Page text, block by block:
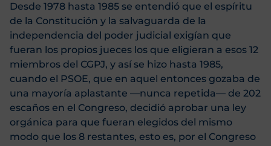
Desde 1978 hasta 1985 se entendió que el espíritu
de la Constitución y la salvaguarda de la
independencia del poder judicial exigían que
fueran los propios jueces los que eligieran a esos 12
miembros del CGPJ, y así se hizo hasta 1985,
cuando el PSOE, que en aquel entonces gozaba de
una mayoría aplastante ―nunca repetida― de 202
escaños en el Congreso, decidió aprobar una ley
orgánica para que fueran elegidos del mismo
modo que los 8 restantes, esto es, por el Congreso